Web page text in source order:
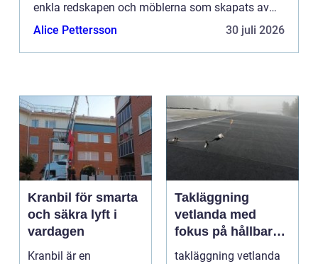
enkla redskapen och möblerna som skapats av
våra förfäder till...
Alice Pettersson 30 juli 2026
Kranbil för smarta
och säkra lyft i
vardagen
Kranbil är en
Takläggning
vetlanda med
fokus på hållbara
tak och trygga hus
takläggning vetlanda